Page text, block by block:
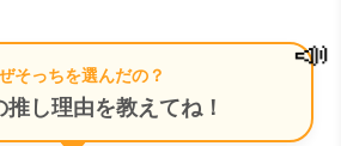
そっちを選んだの？
し理由を教えてね！
📣